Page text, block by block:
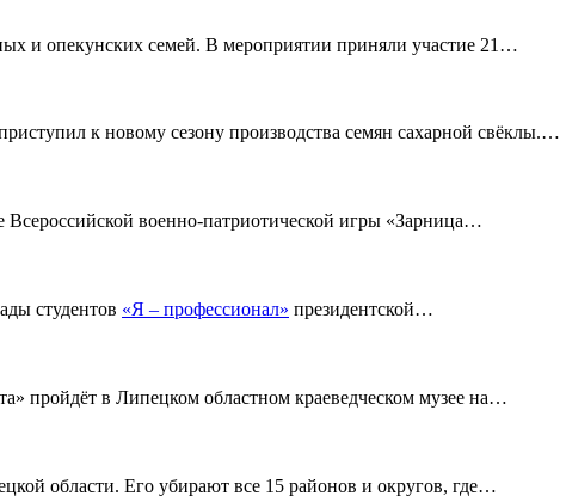
и опекунских семей. В мероприятии приняли участие 21 …
к новому сезону производства семян сахарной свёклы.…
военно-патриотической игры «Зарница…
студентов «Я – профессионал» президентской…
пройдёт в Липецком областном краеведческом музее на…
области. Его убирают все 15 районов и округов, где…